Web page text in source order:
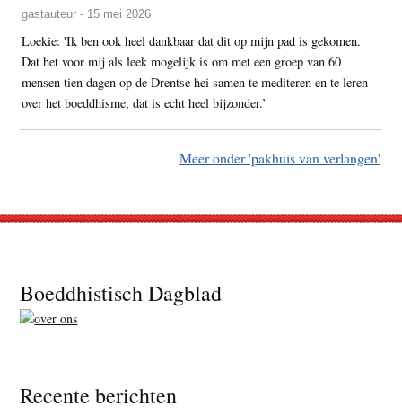
gastauteur - 15 mei 2026
Loekie: 'Ik ben ook heel dankbaar dat dit op mijn pad is gekomen.
Dat het voor mij als leek mogelijk is om met een groep van 60
mensen tien dagen op de Drentse hei samen te mediteren en te leren
over het boeddhisme, dat is echt heel bijzonder.’
Meer onder 'pakhuis van verlangen'
Footer
Boeddhistisch Dagblad
Recente berichten